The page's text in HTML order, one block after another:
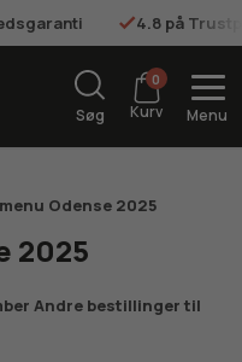
4.8 på
Søg
0
Kurv Menu
Odense 2025
2025
Andre bestillinger til